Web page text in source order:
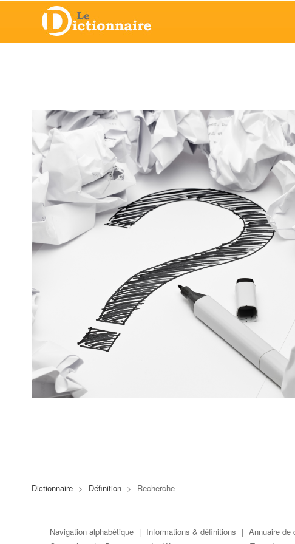
Dictionnaire > Définition > Recherche
Navigation alphabétique | Informations & définitions | Annuaire de